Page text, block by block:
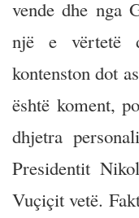
vende dhe nga
një e vërtetë
kontenston dot
është koment,
dhjetra
Presidentit
Vuçiçit vetë.